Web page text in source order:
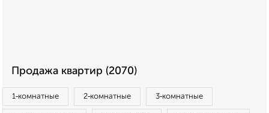
Продажа квартир (2070)
1‑комнатные 2‑комнатные 3‑комнатные